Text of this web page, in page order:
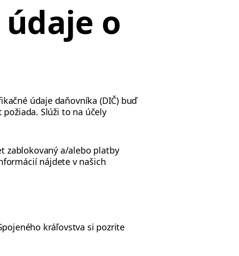
údaje o
údaje daňovníka (DIČ) buď
Slúži to na účely
zablokovaný a/alebo platby
nájdete v našich
kráľovstva si pozrite